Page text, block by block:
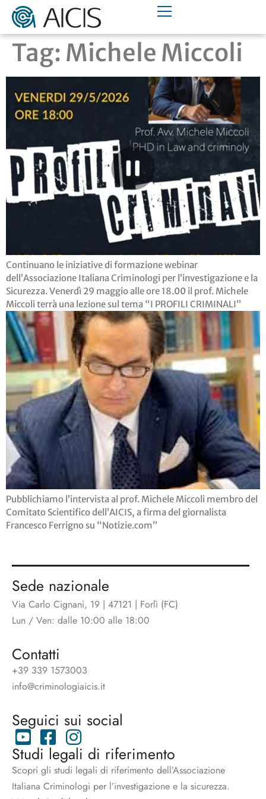
Tag: Michele Miccoli
Continuano le iniziative di formazione webinar
dell’Associazione Italiana Criminologi per l’investigazione e la
Sicurezza. Venerdì 29 maggio alle ore 18.00 il prof. Michele
Miccoli terrà una lezione sul tema “I PROFILI CRIMINALI”
Pubblichiamo l’intervista al prof. Michele Miccoli membro del
Comitato Scientifico dell’AICIS, a firma del giornalista
Francesco Ferrigno su “Notizie.com”
Sede nazionale
Via Carlo Cignani, 19 | 47121 | Forlì (FC)
Lun / Ven: dalle 10:00 alle 18:00
Contatti
+39 339 1573003
info@criminologiaicis.it
Seguici sui social
Studi legali di riferimento
Scopri gli studi legali di riferimento dell’Associazione
Italiana Criminologi per l’investigazione e la sicurezza.